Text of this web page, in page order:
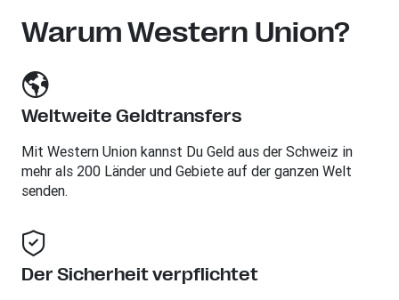
Warum Western Union?
Weltweite Geldtransfers
Mit Western Union kannst Du Geld aus der Schweiz in
mehr als 200 Länder und Gebiete auf der ganzen Welt
senden.
Der Sicherheit verpflichtet